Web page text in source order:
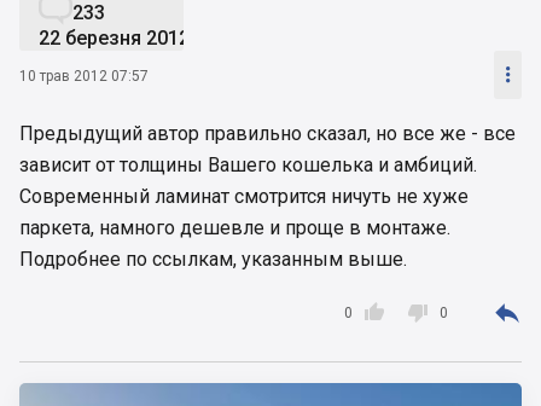
233
22 березня 2012
10 трав 2012 07:57 
Предыдущий автор правильно сказал, но все же - все
зависит от толщины Вашего кошелька и амбиций.
Современный ламинат смотрится ничуть не хуже
паркета, намного дешевле и проще в монтаже.
Подробнее по ссылкам, указанным выше.

0  0 